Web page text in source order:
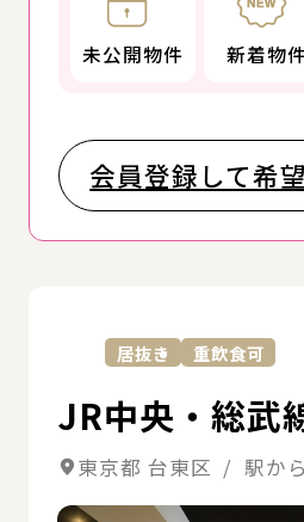
未公開物件 新着物
会員登録して希
居抜き 重飲食可
JR中央・総武
東京都 台東区 / 駅か